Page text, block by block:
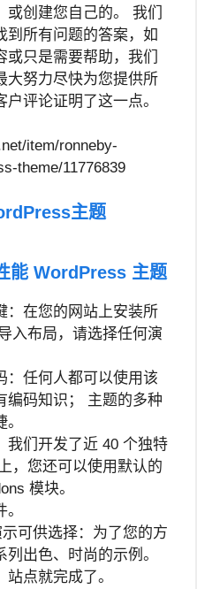
创建您自己的。 我们
到所有问题的答案，如
只是需要帮助，我们
大努力尽快为您提供所
评论证明了这一点。
item/ronneby-
theme/11776839
主题
能 WordPress 主题
：在您的网站上安装所
入布局，请选择任何演
：任何人都可以使用该
编码知识； 主题的多种
我们开发了近 40 个独特
，您还可以使用默认的
模块。
可供选择：为了您的方
出色、时尚的示例。
点就完成了。